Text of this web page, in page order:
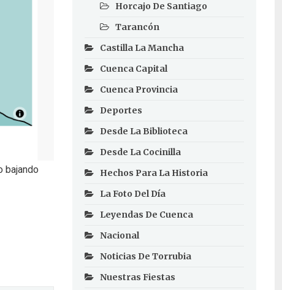
bajando
Horcajo De Santiago
Tarancón
Castilla La Mancha
Cuenca Capital
Cuenca Provincia
Deportes
Desde La Biblioteca
Desde La Cocinilla
Hechos Para La Historia
La Foto Del Día
Leyendas De Cuenca
Nacional
Noticias De Torrubia
Nuestras Fiestas